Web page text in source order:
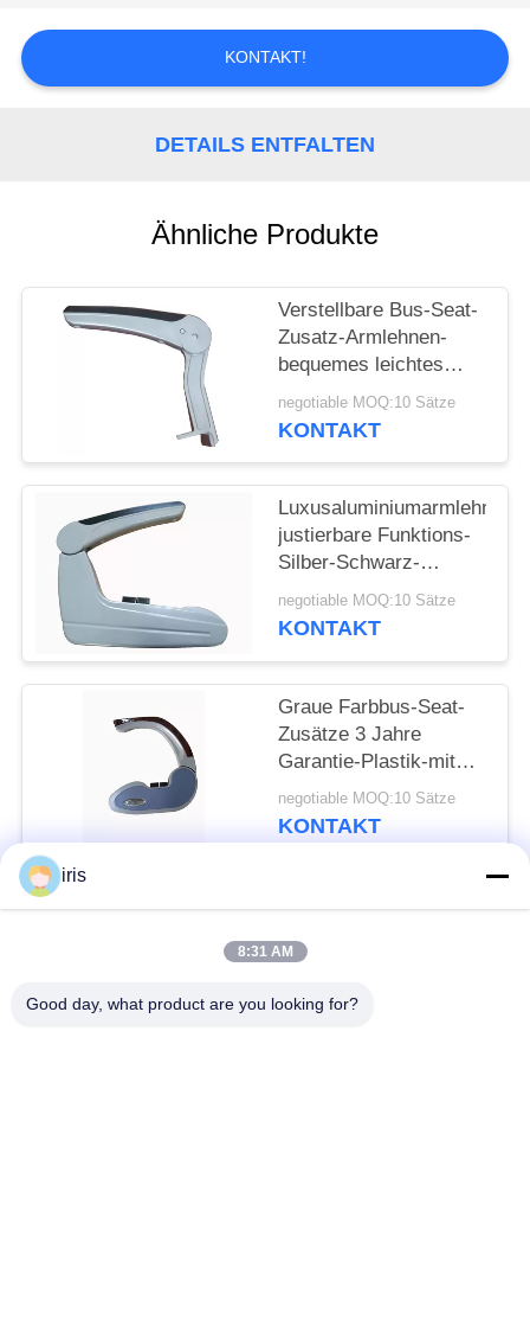
NACHRICHTEN
PRIVACY
POLICY
KONTAKT!
DETAILS ENTFALTEN
Ähnliche Produkte
Verstellbare Bus-Seat-
Zusatz-Armlehnen-
bequemes leichtes
langlebiges Gut
negotiable MOQ:10 Sätze
KONTAKT
Luxusaluminiumarmlehnen-
justierbare Funktions-
Silber-Schwarz-
Farbdruckknopf-
Operation
negotiable MOQ:10 Sätze
KONTAKT
Graue Farbbus-Seat-
Zusätze 3 Jahre
Garantie-Plastik-mit
Soem-ODM-Service
negotiable MOQ:10 Sätze
KONTAKT
Luxusbus-Sitze
Küstenmotorschiff-
iris
8:31 AM
Good day, what product are you looking for?